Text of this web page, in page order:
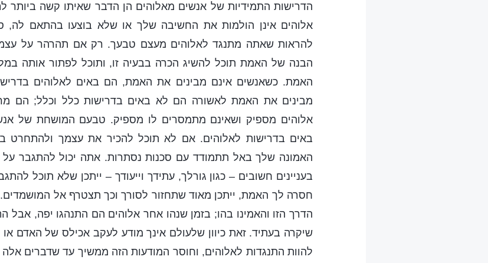
הדרישות התמידיות של אנשים מאלוהים הן הדבר שאיתו קשה ביותר
אלוהים אינן הולמות את החשיבה שלך או שלא בוצעו בהתאם לה,
להראות שאתה מתנגד לאלוהים מעצם טבעך. רק אם תהרהר על
הבנה של האמת תוכל להשיג הכרה בבעיה זו, ותוכל לפתור אותה
האמת. כשאנשים אינם מבינים את האמת, הם באים לאלוהים
מבינים את האמת לאשורה הם לא באים בדרישות כלל וכלל; הם
אלוהים מספיק ושאינם מתמסרים לו מספיק. טבעם המושחת של
באים בדרישות לאלוהים. אם לא תוכל להכיר את עצמך ולהתחרט
האמונה שלך באל תתמודד עם סכנות נסתרות. אתה יכול להתגבר על
בעניינים חשובים – כגון גורלך, עתידך וייעודך – ייתכן שלא תוכל
חסרה לך האמת, ייתכן מאוד שתחזור לסורך וכך תצטרף אל
הדרך הזו והאמינו בהו; בזמן שנהו אחר אלוהים הם התנהגו יפה, אבל
שיקרה בעתיד. זאת כיוון שלעולם אינך מודע לעקב אכילס של האדם
להוות התנגדות לאלוהים, וחוסר המודעות הזה ממשיך עד שדברים אלה